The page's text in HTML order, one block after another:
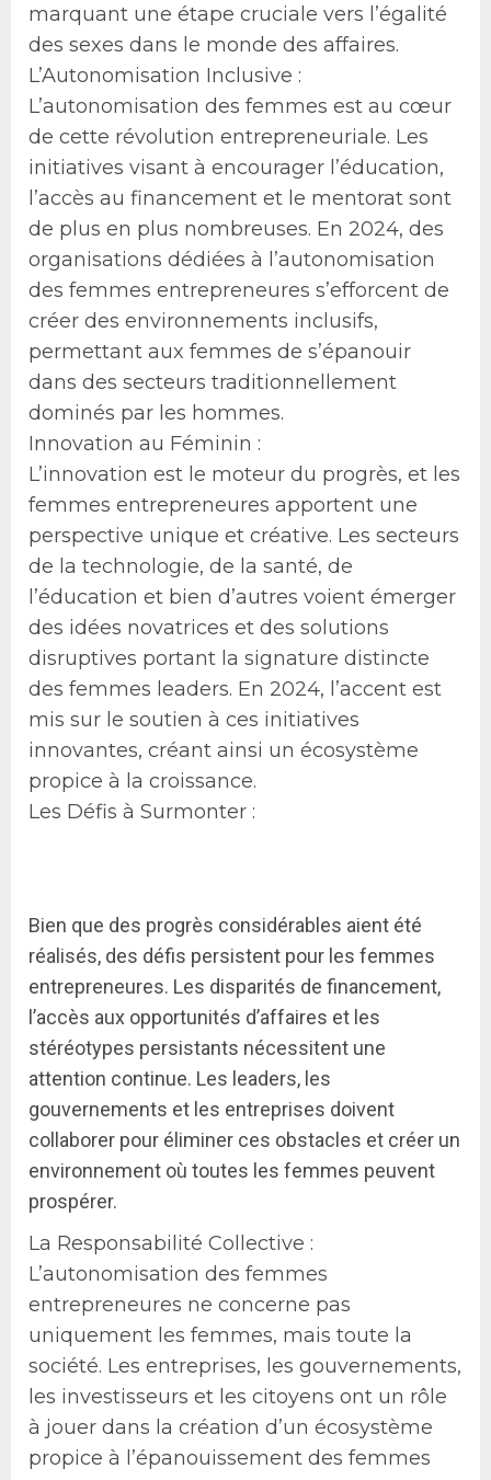
marquant une étape cruciale vers l’égalité
des sexes dans le monde des affaires.
L’Autonomisation Inclusive :
L’autonomisation des femmes est au cœur
de cette révolution entrepreneuriale. Les
initiatives visant à encourager l’éducation,
l’accès au financement et le mentorat sont
de plus en plus nombreuses. En 2024, des
organisations dédiées à l’autonomisation
des femmes entrepreneures s’efforcent de
créer des environnements inclusifs,
permettant aux femmes de s’épanouir
dans des secteurs traditionnellement
dominés par les hommes.
Innovation au Féminin :
L’innovation est le moteur du progrès, et les
femmes entrepreneures apportent une
perspective unique et créative. Les secteurs
de la technologie, de la santé, de
l’éducation et bien d’autres voient émerger
des idées novatrices et des solutions
disruptives portant la signature distincte
des femmes leaders. En 2024, l’accent est
mis sur le soutien à ces initiatives
innovantes, créant ainsi un écosystème
propice à la croissance.
Les Défis à Surmonter :
Bien que des progrès considérables aient été
réalisés, des défis persistent pour les femmes
entrepreneures. Les disparités de financement,
l’accès aux opportunités d’affaires et les
stéréotypes persistants nécessitent une
attention continue. Les leaders, les
gouvernements et les entreprises doivent
collaborer pour éliminer ces obstacles et créer un
environnement où toutes les femmes peuvent
prospérer.
La Responsabilité Collective :
L’autonomisation des femmes
entrepreneures ne concerne pas
uniquement les femmes, mais toute la
société. Les entreprises, les gouvernements,
les investisseurs et les citoyens ont un rôle
à jouer dans la création d’un écosystème
propice à l’épanouissement des femmes